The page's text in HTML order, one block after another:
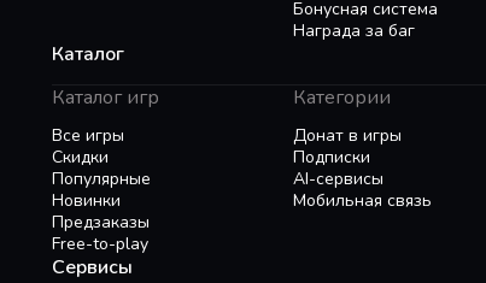
Бонусная система
Награда за баг
Каталог
Каталог игр
Все игры
Скидки
Популярные
Новинки
Предзаказы
Free-to-play
Категории
Донат в игры
Подписки
AI-сервисы
Мобильная связь
Сервисы